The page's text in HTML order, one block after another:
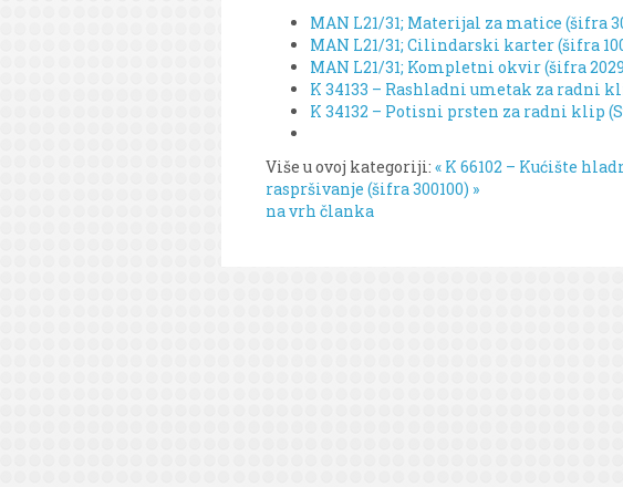
MAN L21/31; Materijal za matice (šifra
MAN L21/31; Cilindarski karter (šifra
MAN L21/31; Kompletni okvir (šifra
K 34133 – Rashladni umetak za radni
K 34132 – Potisni prsten za radni klip
Više u ovoj kategoriji: « K 66102 – Kućište
raspršivanje (šifra 300100) »
na vrh članka